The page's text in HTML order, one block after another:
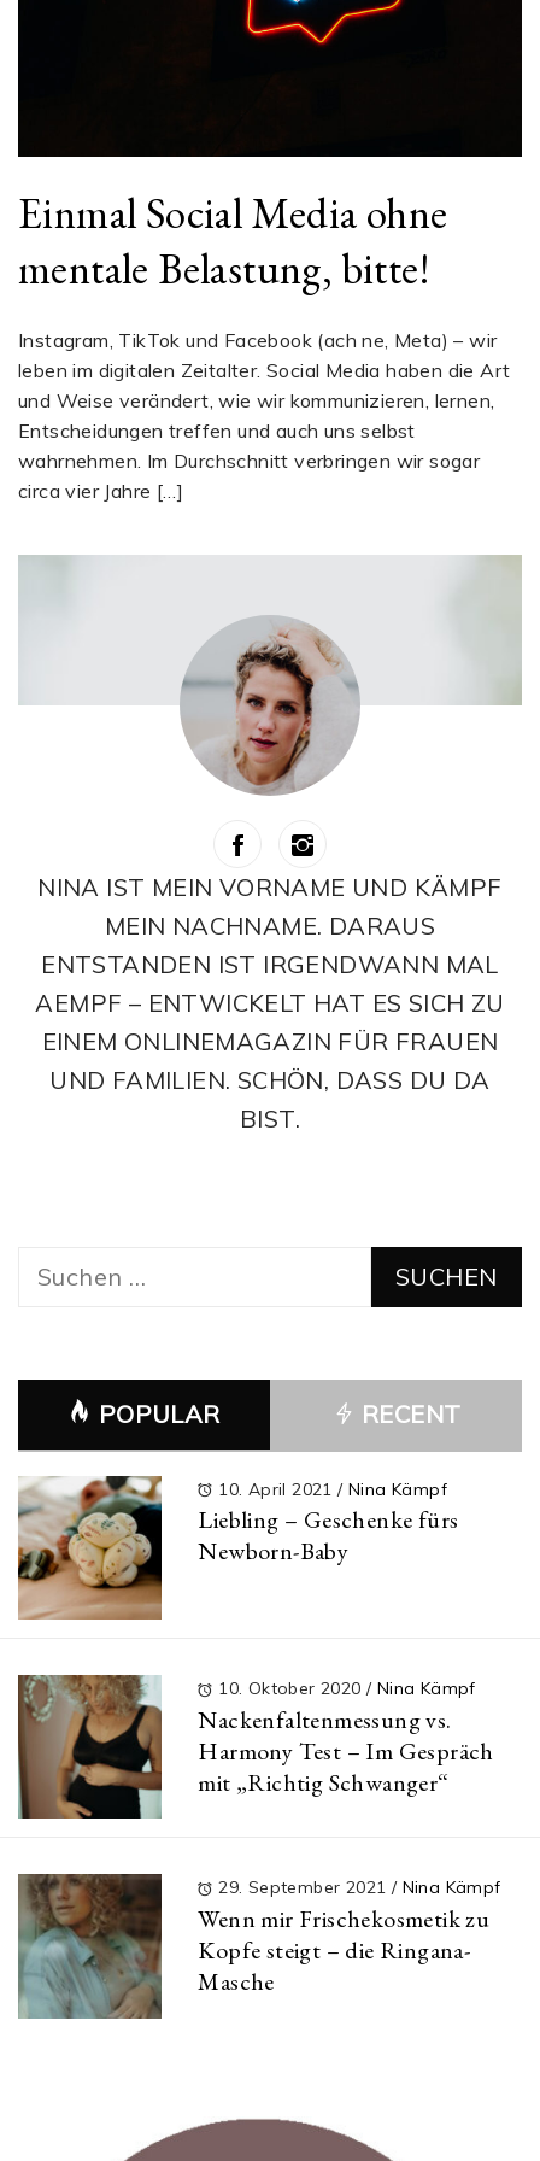
Einmal Social Media ohne
mentale Belastung, bitte!
Instagram, TikTok und Facebook (ach ne, Meta) – wir
leben im digitalen Zeitalter. Social Media haben die Art
und Weise verändert, wie wir kommunizieren, lernen,
Entscheidungen treffen und auch uns selbst
wahrnehmen. Im Durchschnitt verbringen wir sogar
circa vier Jahre […]
NINA IST MEIN VORNAME UND KÄMPF
MEIN NACHNAME. DARAUS
ENTSTANDEN IST IRGENDWANN MAL
AEMPF – ENTWICKELT HAT ES SICH ZU
EINEM ONLINEMAGAZIN FÜR FRAUEN
UND FAMILIEN. SCHÖN, DASS DU DA
BIST.
Suchen
POPULAR RECENT
10. April 2021/ Nina Kämpf
Liebling – Geschenke fürs
Newborn-Baby
10. Oktober 2020 / Nina Kämpf
Nackenfaltenmessung vs.
Harmony Test – Im Gespräch
mit „Richtig Schwanger“
29. September 2021 / Nina Kämpf
Wenn mir Frischekosmetik zu
Kopfe steigt – die Ringana-
Masche